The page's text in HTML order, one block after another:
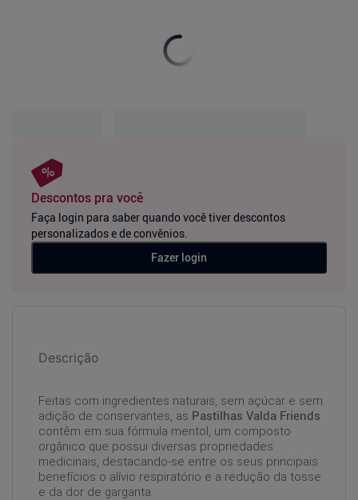
Descontos pra você
Faça login para saber quando você tiver descontos
personalizados e de convênios.
Fazer login
Descrição
Feitas com ingredientes naturais, sem açúcar e sem
adição de conservantes, as Pastilhas Valda Friends
contêm em sua fórmula mentol, um composto
orgânico que possui diversas propriedades
medicinais, destacando-se entre os seus principais
benefícios o alívio respiratório e a redução da tosse
e da dor de garganta.